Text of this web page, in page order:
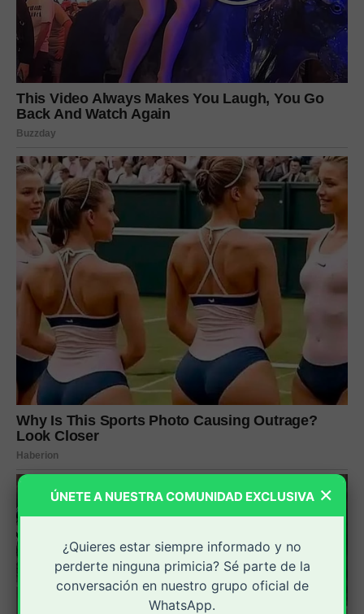
×
ÚNETE A NUESTRA COMUNIDAD EXCLUSIVA
¿Quieres estar siempre informado y no
perderte ninguna primicia? Sé parte de la
conversación en nuestro grupo oficial de
WhatsApp.